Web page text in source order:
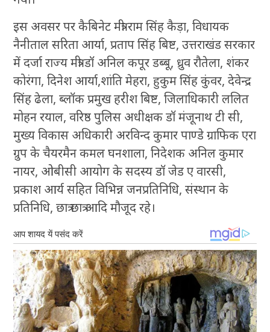
इस अवसर पर कैबिनेट मंत्री राम सिंह कैड़ा, विधायक
नैनीताल सरिता आर्या, प्रताप सिंह बिष्ट, उत्तराखंड सरकार
में दर्जा राज्य मंत्री डॉ अनिल कपूर डब्बू, ध्रुव रौतेला, शंकर
कोरंगा, दिनेश आर्या,शांति मेहरा, हुकुम सिंह कुंवर, देवेन्द्र
सिंह ढेला, ब्लॉक प्रमुख हरीश बिष्ट, जिलाधिकारी ललित
मोहन रयाल, वरिष्ठ पुलिस अधीक्षक डॉ मंजूनाथ टी सी,
मुख्य विकास अधिकारी अरविन्द कुमार पाण्डे ग्राफिक एरा
ग्रुप के चैयरमैन कमल घनशाला, निदेशक अनिल कुमार
नायर, ओबीसी आयोग के सदस्य डॉ जेड ए वारसी,
प्रकाश आर्य सहित विभिन्न जनप्रतिनिधि, संस्थान के
प्रतिनिधि, छात्र छात्र आदि मौजूद रहे।